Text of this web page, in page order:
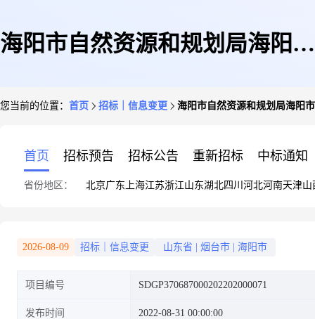
海阳市自然资源和规划局海阳市
告
您当前的位置： 首页 招标｜信息变更 海阳市自然资源和规划局海阳
首页 招标预告 招标公告 重新招标 中标通知
省份地区： 北京广东 上海江苏浙江山东湖北四川 河北河南天津山
2026-08-09 招标｜信息变更 山东省 烟台市 海阳市
项目编号 SDGP370687000202202000071
发布时间 2022-08-31 00:00:00